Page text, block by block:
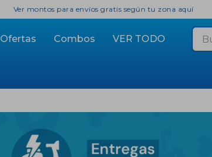
Ofertas Combos VER TODO
Ver montos para envíos gratis según tu zona aquí